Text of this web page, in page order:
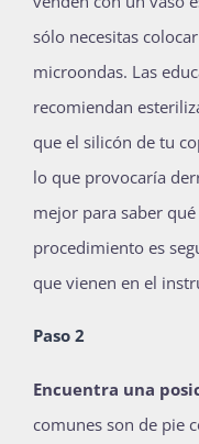
sólo necesitas
microondas. Las
recomiendan
que el silicón de tu
lo que provocaría
mejor para saber
procedimiento es
que vienen en el
Paso 2
Encuentra una
comunes son de pie